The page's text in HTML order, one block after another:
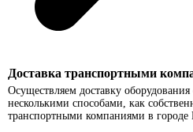
Доставка транспортными
Осуществляем доставку
несколькими способами, как
транспортными компаниями в городе